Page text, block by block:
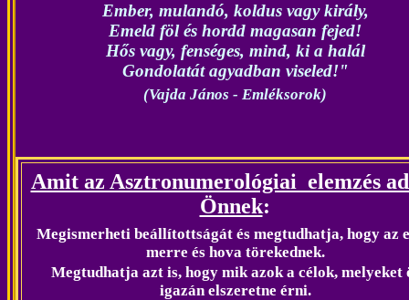
Ember, mulandó, koldus vagy király,
Emeld föl és hordd magasan fejed!
Hős vagy, fenséges, mind, ki a halál
Gondolatát agyadban viseled!"
(Vajda János - Emléksorok)
Amit az Asztronumerológiai elemzés
Önnek:
Megismerheti beállítottságát és megtudhatja, hogy az
merre és hova törekednek.
Megtudhatja azt is, hogy mik azok a célok, melyeket
igazán elszeretne érni.